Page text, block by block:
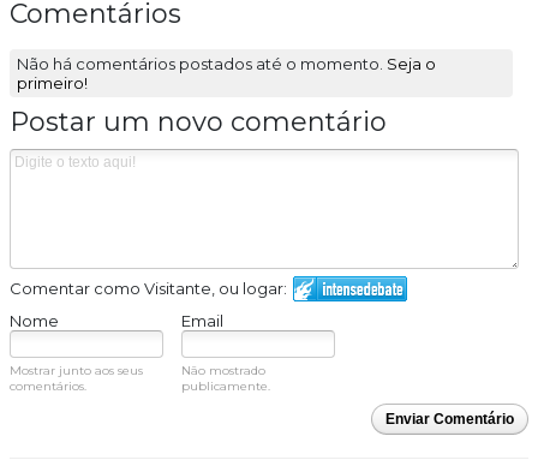
Comentários
Não há comentários postados até o momento. Seja o
primeiro!
Postar um novo comentário
Comentar como Visitante, ou logar:
Nome
Email
Mostrar junto aos seus
comentários.
Não mostrado
publicamente.
Enviar Comentário